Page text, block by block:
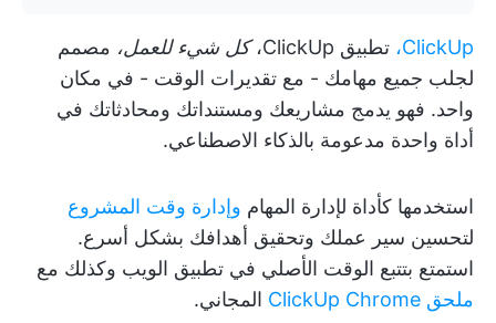
ClickUp، تطبيق ClickUp، كل شيء للعمل، مصمم
لجلب جميع مهامك - مع تقديرات الوقت - في مكان
واحد. فهو يدمج مشاريعك ومستنداتك ومحادثاتك في
أداة واحدة مدعومة بالذكاء الاصطناعي.
استخدمها كأداة لإدارة المهام وإدارة وقت المشروع
لتحسين سير عملك وتحقيق أهدافك بشكل أسرع.
استمتع بتتبع الوقت الأصلي في تطبيق الويب وكذلك مع
ملحق ClickUp Chrome
المجاني.